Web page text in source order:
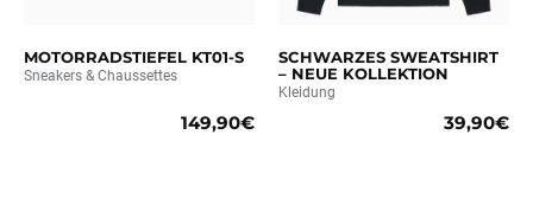
MOTORRADSTIEFEL KT01-S
Sneakers & Chaussettes
149,90€
SCHWARZES SWEATSHIRT
– NEUE KOLLEKTION
Kleidung
39,90€